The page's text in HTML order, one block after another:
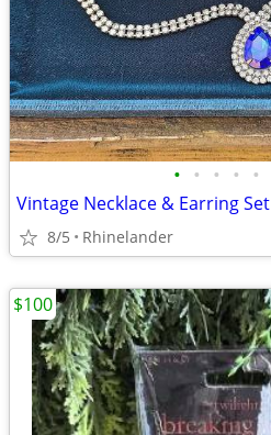
• • • • •
Vintage Necklace & Earring Set
8/5 Rhinelander
$100